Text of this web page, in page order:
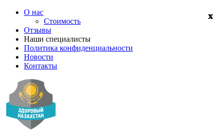
О нас
Стоимость
Отзывы
Наши специалисты
Политика конфиденциальности
Новости
Контакты